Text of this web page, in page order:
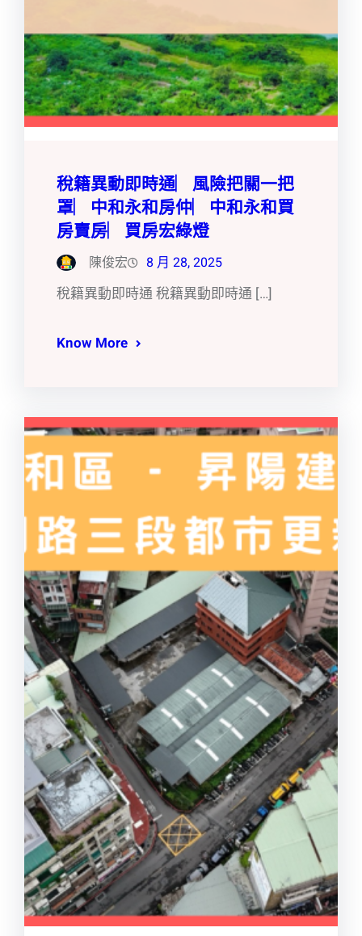
稅籍異動即時通︳風險把關一把
罩︳中和永和房仲︳中和永和買
房賣房︳買房宏綠燈
陳俊宏 8 月 28, 2025
稅籍異動即時通 稅籍異動即時通 […]
Know More